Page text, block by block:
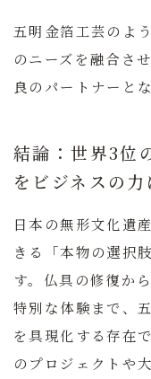
五明金箔工芸のよ
のニーズを融合さ
良のパートナーと
結論：世界3位
をビジネスの力
日本の無形文化遺
きる「本物の選択
す。仏具の修復か
特別な体験まで、
を具現化する存在
のプロジェクトや